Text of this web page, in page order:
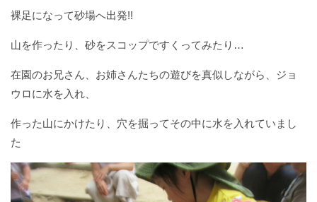
お知らせ
ママサークルしおみ
裸足になって砂場へ出発!!
山を作ったり、砂をスコップですくってみたり…
在園のお兄さん、お姉さんたちの遊びを真似しながら、ジョ
ウロに水を入れ、
作った山にかけたり、穴を掘ってその中に水を入れていまし
た